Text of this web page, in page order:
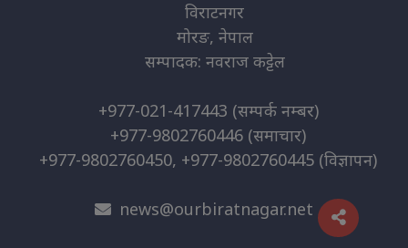
विराटनगर
मोरङ, नेपाल
सम्पादक: नवराज कट्टेल
+977-021-417443 (सम्पर्क नम्बर)
+977-9802760446 (समाचार)
+977-9802760450, +977-9802760445 (विज्ञापन)
news@ourbiratnagar.net